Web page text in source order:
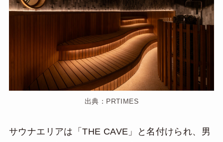
出典：PRTIMES
サウナエリアは「THE CAVE」と名付けられ、男